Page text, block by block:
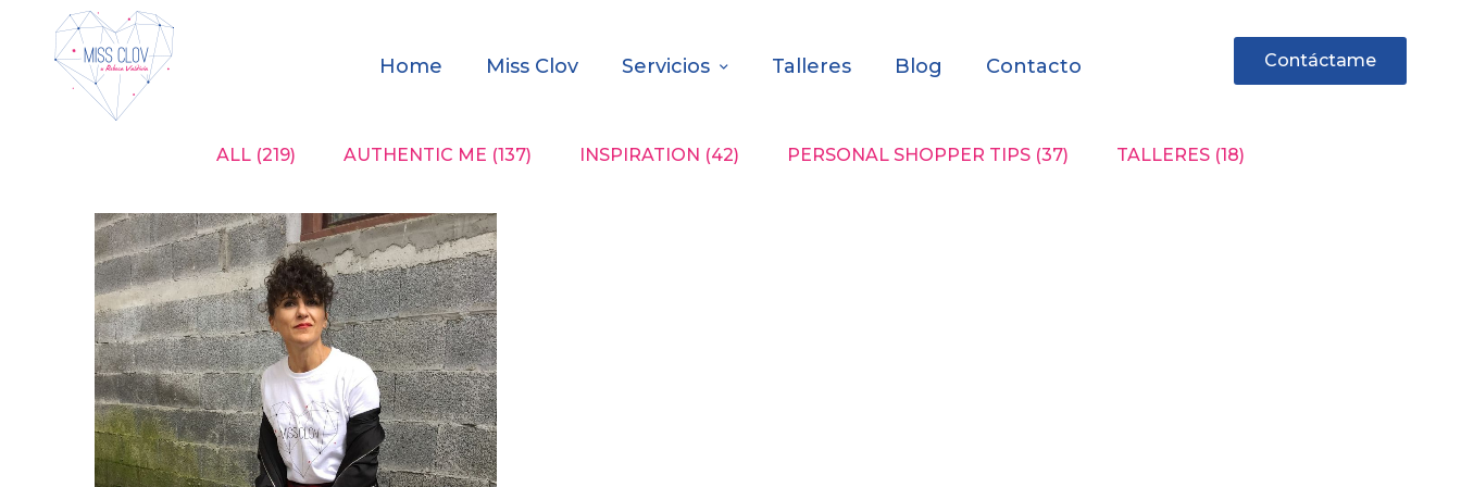
Home Miss Clov Servicios Talleres Blog Contacto Contáctame
ALL (219) AUTHENTIC ME (137) INSPIRATION (42) PERSONAL SHOPPER TIPS (37) TALLERES (18)